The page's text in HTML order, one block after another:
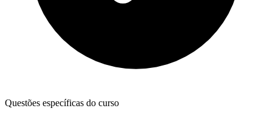
Questões específicas do curso